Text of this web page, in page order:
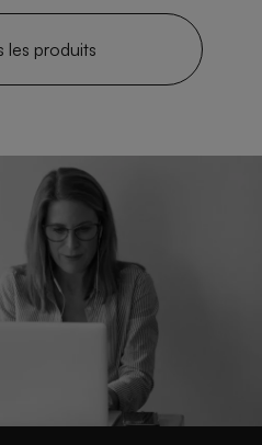
les produits